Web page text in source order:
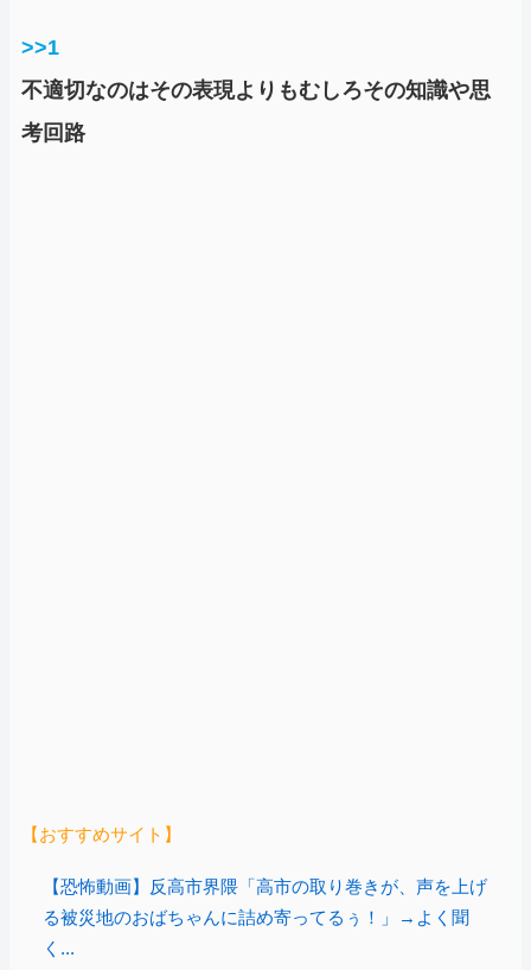
>>1
不適切なのはその表現よりもむしろその知識や思
考回路
【おすすめサイト】
【恐怖動画】反高市界隈「高市の取り巻きが、声を上げ
る被災地のおばちゃんに詰め寄ってるぅ！」→よく聞
く...